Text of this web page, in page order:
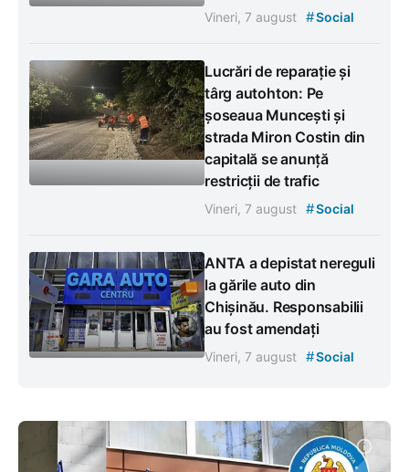
Vineri, 7 august #Social
Lucrări de reparație și
târg autohton: Pe
șoseaua Muncești și
strada Miron Costin din
capitală se anunță
restricții de trafic
Vineri, 7 august #Social
ANTA a depistat nereguli
la gările auto din
Chișinău. Responsabilii
au fost amendați
Vineri, 7 august #Social